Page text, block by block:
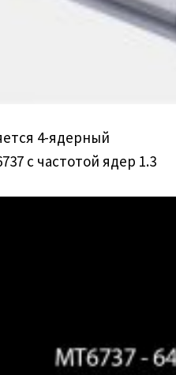
4-ядерный
с частотой ядер 1.3